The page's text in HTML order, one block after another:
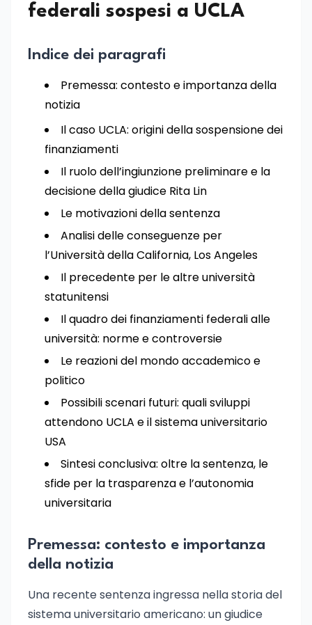
federali sospesi a UCLA
Indice dei paragrafi
Premessa: contesto e importanza della
notizia
Il caso UCLA: origini della sospensione dei
finanziamenti
Il ruolo dell’ingiunzione preliminare e la
decisione della giudice Rita Lin
Le motivazioni della sentenza
Analisi delle conseguenze per
l’Università della California, Los Angeles
Il precedente per le altre università
statunitensi
Il quadro dei finanziamenti federali alle
università: norme e controversie
Le reazioni del mondo accademico e
politico
Possibili scenari futuri: quali sviluppi
attendono UCLA e il sistema universitario
USA
Sintesi conclusiva: oltre la sentenza, le
sfide per la trasparenza e l’autonomia
universitaria
Premessa: contesto e importanza
della notizia
Una recente sentenza ingressa nella storia del
sistema universitario americano: un giudice